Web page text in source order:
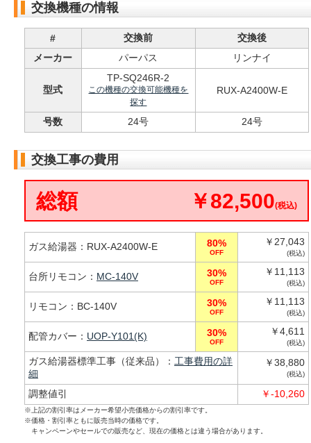
交換機種の情報
# 交換前
交換後
メーカー
パーパス リンナイ
型式
TP-SQ246R-2
この機種の交換可能機種を
探す
RUX-A2400W-E
号数 24号 24号
交換工事の費用
総額 ￥82,500(税込)
ガス給湯器：RUX-A2400W-E 80%
OFF
￥27,043
(税込)
台所リモコン： MC-140V 30%
OFF
￥11,113
(税込)
リモコン：BC-140V 30%
OFF
￥11,113
(税込)
配管カバー： UOP-Y101(K) 30%
OFF
￥4,611
(税込)
ガス給湯器標準工事（従来品）： 工事費用の詳
細
￥38,880
(税込)
調整値引 ￥-10,260
※上記の割引率はメーカー希望小売価格からの割引率です。
※価格・割引率ともに販売当時の価格です。
キャンペーンやセールでの販売など、現在の価格とは違う場合があります。